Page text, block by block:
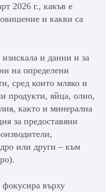
2026 г., какъв е
и какви са
и данни и за
на определени
сред които мляко и
продукти, яйца, олио,
както и минерална
за предоставяни
или други – към
върху